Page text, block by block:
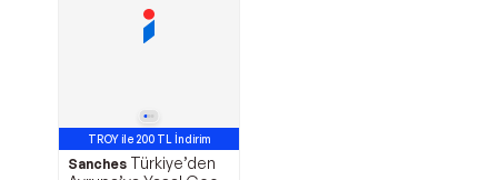
TROY ile 200 TL İndirim
Sanches Türkiye’den